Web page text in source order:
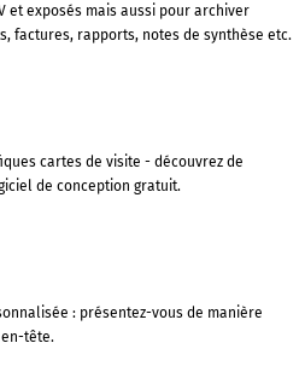
et exposés mais aussi pour archiver
factures, rapports, notes de synthèse etc.
cartes de visite - découvrez de
de conception gratuit.
: présentez-vous de manière
tête.